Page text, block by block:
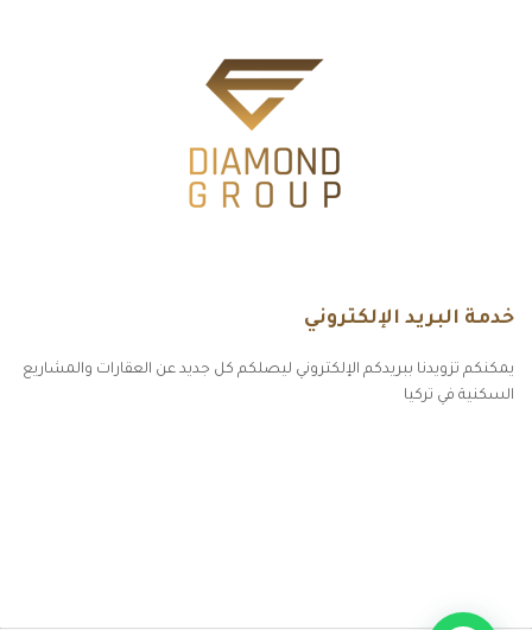
خدمة البريد الإلكتروني
يمكنكم تزويدنا ببريدكم الإلكتروني ليصلكم كل جديد عن العقارات والمشاريع
السكنية في تركيا